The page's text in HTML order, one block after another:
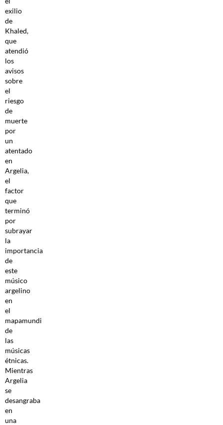
exilio
de
Khaled,
que
atendió
los
avisos
sobre
el
riesgo
de
muerte
por
un
atentado
en
Argelia,
el
factor
que
terminó
por
subrayar
la
importancia
de
este
músico
argelino
en
el
mapamundi
de
las
músicas
étnicas.
Mientras
Argelia
se
desangraba
en
una